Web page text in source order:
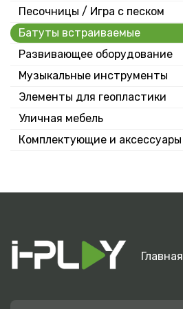
Песочницы / Игра с песком
Батуты встраиваемые
Развивающее оборудование
Музыкальные инструменты
Элементы для геопластики
Уличная мебель
Комплектующие и аксессуары
Главная